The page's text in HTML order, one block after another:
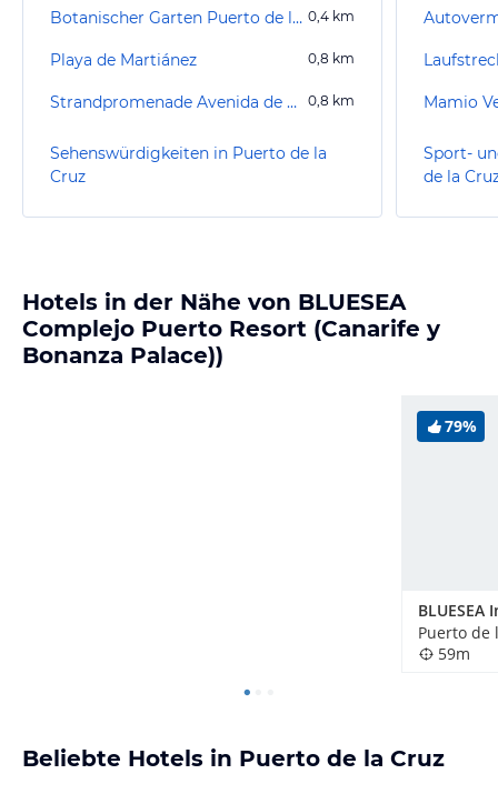
Botanischer Garten Puerto de la Cruz 0,4 km
Playa de Martiánez 0,8 km
Strandpromenade Avenida de Cristobal de Colón 0,8 km
Sehenswürdigkeiten in Puerto de la
Cruz
Mamio
Sport-
de la
Hotels in der Nähe von BLUESEA
Complejo Puerto Resort (Canarife y
Bonanza Palace))
79%
Puerto de
59m
Beliebte Hotels in Puerto de la Cruz